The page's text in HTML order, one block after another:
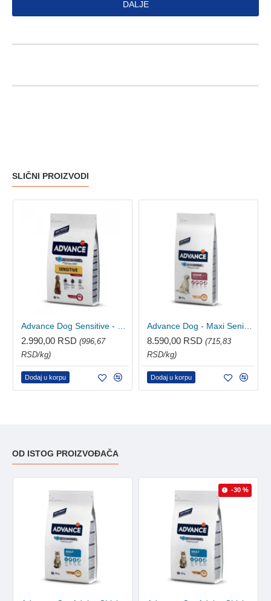
DALJE
SLIČNI PROIZVODI
2.990,00 RSD (996,67
RSD/kg)
Dodaj u korpu
8.590,00 RSD (715,83
RSD/kg)
Dodaj u korpu
OD ISTOG PROIZVOĐAČA
-30 %